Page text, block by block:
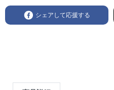
シェアして応援する